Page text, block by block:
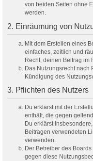
von beiden Seiten ohne
werden.
2. Einräumung von
Mit dem Erstellen eines
einfaches, zeitlich und
Recht, deinen Beitrag im
Das Nutzungsrecht nach
Kündigung des
3. Pflichten des Nutzers
Du erklärst mit der
enthält, die gegen
Du erklärst
Beiträgen verwendeten
verwenden.
Der Betreiber des
gegen diese